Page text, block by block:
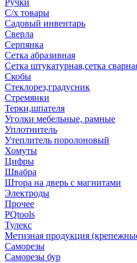
Ручки
С/х товары
Садовый инвентарь
Сверла
Серпянка
Сетка абразивная
Сетка штукатурная,сетка
Скобы
Стеклорез,градусник
Стремянки
Терки,шпателя
Уголки мебельные, рамные
Уплотнитель
Утеплитель поролоновый
Хомуты
Цифры
Швабра
Штора на дверь с магнитами
Электроды
Прочее
PQtools
Тулекс
Метизная продукция
Саморезы
Саморезы бур